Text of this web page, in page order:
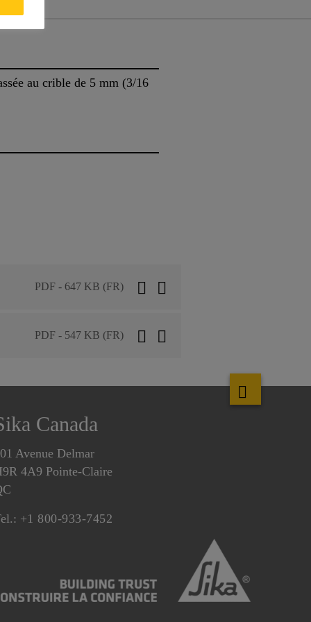
au crible de 5 mm (3/16
PDF - 647 KB (FR)
PDF - 547 KB (FR)
Canada
Avenue Delmar
4A9 Pointe-Claire
+1 800-933-7452